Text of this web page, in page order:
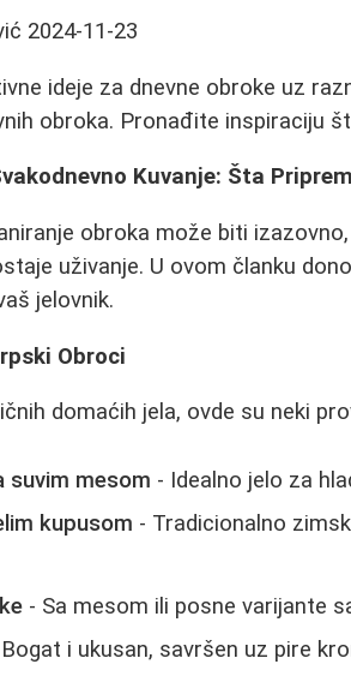
2024-11-23
ideje za dnevne obroke uz
obroka. Pronađite inspiraciju
Kuvanje: Šta
obroka može biti
uživanje. U ovom članku
jelovnik.
Obroci
domaćih jela, ovde su neki
suvim mesom - Idealno jelo za
kupusom - Tradicionalno
- Sa mesom ili posne varijante
i ukusan, savršen uz pire